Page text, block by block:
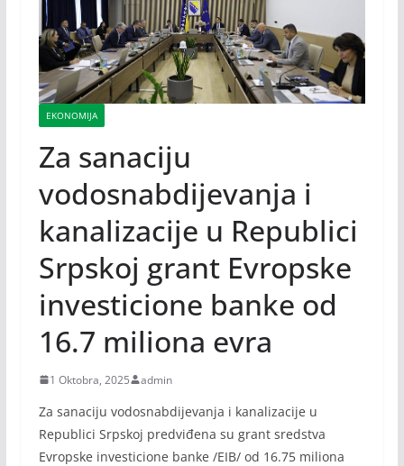
EKONOMIJA
Za sanaciju
vodosnabdijevanja i
kanalizacije u Republici
Srpskoj grant Evropske
investicione banke od
16.7 miliona evra
1 Oktobra, 2025 admin
Za sanaciju vodosnabdijevanja i kanalizacije u
Republici Srpskoj predviđena su grant sredstva
Evropske investicione banke /EIB/ od 16.75 miliona